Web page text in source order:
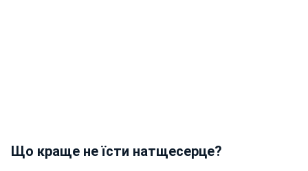
Що краще не їсти натщесерце?